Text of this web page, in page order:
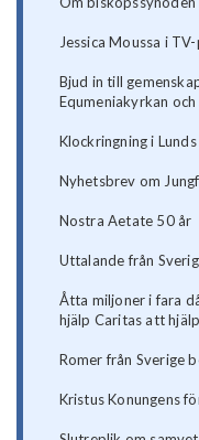
Jessica Moussa i
Bjud in till
Equmeniakyrkan
Klockringning i
Nyhetsbrev om
Nostra Aetate 50 år
Uttalande från
Åtta miljoner i fara
hjälp Caritas att
Romer från Sverige
Kristus Konungens